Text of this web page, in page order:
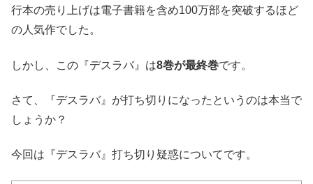
行本の売り上げは電子書籍を含め100万部を突破するほど
の人気作でした。
しかし、この『デスラバ』は8巻が最終巻です。
さて、『デスラバ』が打ち切りになったというのは本当で
しょうか？
今回は『デスラバ』打ち切り疑惑についてです。